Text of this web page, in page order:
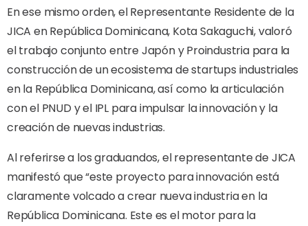
En ese mismo orden, el Representante Residente de la
JICA en República Dominicana, Kota Sakaguchi, valoró
el trabajo conjunto entre Japón y Proindustria para la
construcción de un ecosistema de startups industriales
en la República Dominicana, así como la articulación
con el PNUD y el IPL para impulsar la innovación y la
creación de nuevas industrias.
Al referirse a los graduandos, el representante de JICA
manifestó que “este proyecto para innovación está
claramente volcado a crear nueva industria en la
República Dominicana. Este es el motor para la